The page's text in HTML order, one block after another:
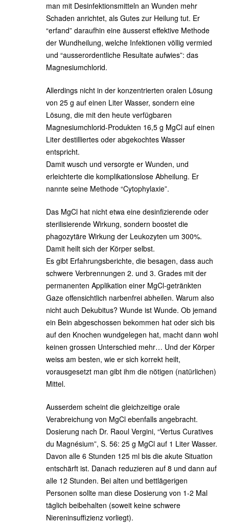
man mit Desinfektionsmitteln an Wunden mehr
Schaden anrichtet, als Gutes zur Heilung tut. Er
“erfand” daraufhin eine äusserst effektive Methode
der Wundheilung, welche Infektionen völlig vermied
und “ausserordentliche Resultate aufwies”: das
Magnesiumchlorid.
Allerdings nicht in der konzentrierten oralen Lösung
von 25 g auf einen Liter Wasser, sondern eine
Lösung, die mit den heute verfügbaren
Magnesiumchlorid-Produkten 16,5 g MgCl auf einen
Liter destilliertes oder abgekochtes Wasser
entspricht.
Damit wusch und versorgte er Wunden, und
erleichterte die komplikationslose Abheilung. Er
nannte seine Methode “Cytophylaxie”.
Das MgCl hat nicht etwa eine desinfizierende oder
sterilisierende Wirkung, sondern boostet die
phagozytäre Wirkung der Leukozyten um 300%.
Damit heilt sich der Körper selbst.
Es gibt Erfahrungsberichte, die besagen, dass auch
schwere Verbrennungen 2. und 3. Grades mit der
permanenten Applikation einer MgCl-getränkten
Gaze offensichtlich narbenfrei abheilen. Warum also
nicht auch Dekubitus? Wunde ist Wunde. Ob jemand
ein Bein abgeschossen bekommen hat oder sich bis
auf den Knochen wundgelegen hat, macht dann wohl
keinen grossen Unterschied mehr… Und der Körper
weiss am besten, wie er sich korrekt heilt,
vorausgesetzt man gibt ihm die nötigen (natürlichen)
Mittel.
Ausserdem scheint die gleichzeitige orale
Verabreichung von MgCl ebenfalls angebracht.
Dosierung nach Dr. Raoul Vergini, “Vertus Curatives
du Magnésium”, S. 56: 25 g MgCl auf 1 Liter Wasser.
Davon alle 6 Stunden 125 ml bis die akute Situation
entschärft ist. Danach reduzieren auf 8 und dann auf
alle 12 Stunden. Bei alten und bettlägerigen
Personen sollte man diese Dosierung von 1-2 Mal
täglich beibehalten (soweit keine schwere
Niereninsuffizienz vorliegt).